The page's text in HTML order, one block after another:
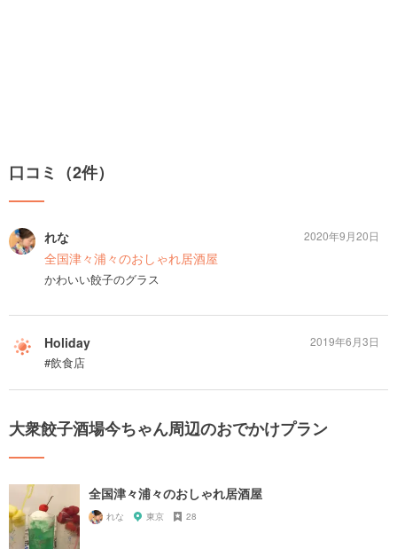
口コミ（2件）
れな
全国津々浦々のおしゃれ居酒屋
かわいい餃子のグラス
2020年9月20日
Holiday
#飲食店
2019年6月3日
大衆餃子酒場今ちゃん周辺のおでかけプラン
全国津々浦々のおしゃれ居酒屋
れな 東京 28